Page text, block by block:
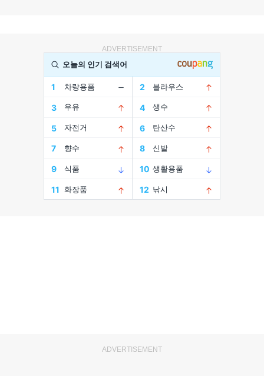
ADVERTISEMENT
ADVERTISEMENT